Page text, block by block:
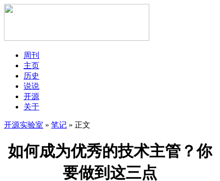
周刊
主页
历史
说说
开源
关于
开源实验室 » 笔记 » 正文
如何成为优秀的技术主管？你
要做到这三点